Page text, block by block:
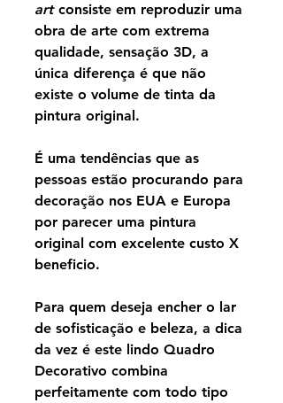
artconsiste em reproduzir uma
obra de arte com extrema
qualidade, sensação 3D, a
única diferença é que não
existe o volume de tinta da
pintura original.
É uma tendências que as
pessoas estão procurando para
decoração nos EUA e Europa
por parecer uma pintura
original com excelente custo X
beneficio.
Para quem deseja encher o lar
de sofisticação e beleza, a dica
da vez é este lindo Quadro
Decorativo combina
perfeitamente com todo tipo